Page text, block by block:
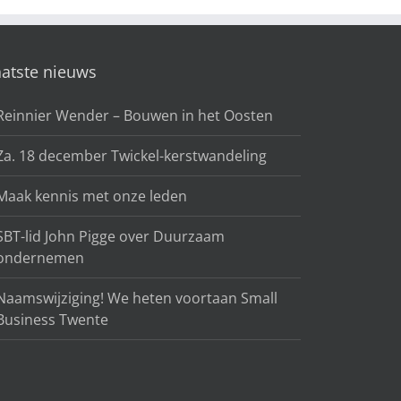
nieuws
Wender – Bouwen in het Oosten
18 december Twickel-kerstwandeling
kennis met onze leden
lid John Pigge over Duurzaam
We heten voortaan Small
Twente